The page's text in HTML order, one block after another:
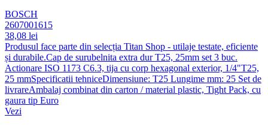
BOSCH
2607001615
38,08 lei
Produsul face parte din selecția Titan Shop - utilaje testate, eficiente
și durabile.Cap de surubelnita extra dur T25, 25mm set 3 buc.
Actionare ISO 1173 C6.3, tija cu corp hexagonal exterior, 1/4"T25,
25 mmSpecificatii tehniceDimensiune: T25 Lungime mm: 25 Set de
livrareAmbalaj combinat din carton / material plastic, Tight Pack, cu
gaura tip Euro
Vezi